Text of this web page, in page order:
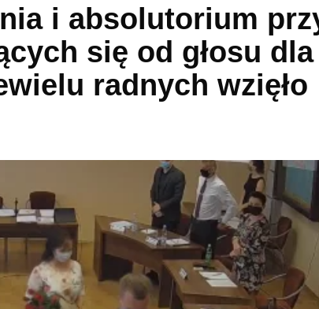
i absolutorium
się od głosu dla
radnych wzięło